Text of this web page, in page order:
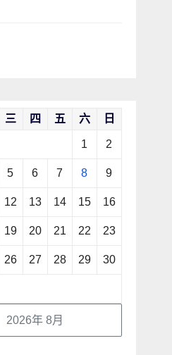
2026年 8月
三 四 五 六 日
1 2
5 6 7 8 9
12 13 14 15 16
19 20 21 22 23
26 27 28 29 30